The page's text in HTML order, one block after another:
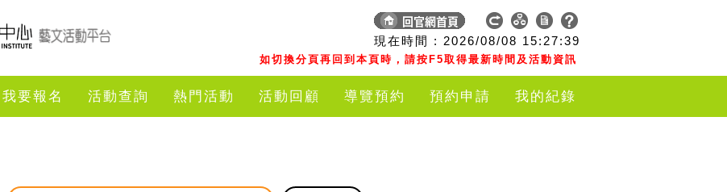
現在時間 : 2026/08/08 15:27:39
如切換分頁再回到本頁時，請按F5取得最新時間及活動資訊
我要報名 活動查詢 熱門活動 活動回顧 導覽預約 預約申請 我的紀錄